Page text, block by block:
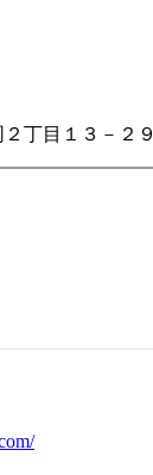
丁目１３－２９